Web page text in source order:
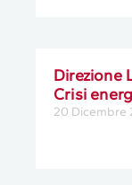
Direzione
Crisi
20 Dicembre